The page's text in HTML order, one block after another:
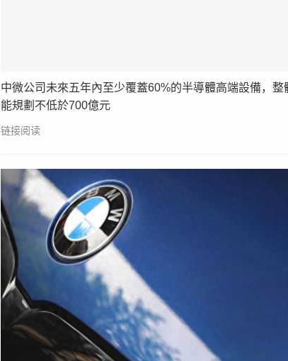
中微公司未來五年內至少覆蓋60%的半導體高端設備，整
能規劃不低於700億元
链接阅读